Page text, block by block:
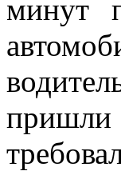
минут